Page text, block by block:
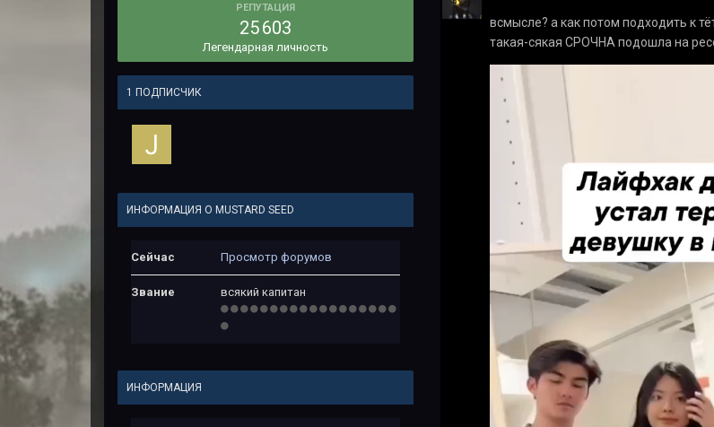
РЕПУТАЦИЯ
25 603
Легендарная личность
1 ПОДПИСЧИК
ИНФОРМАЦИЯ О MUSTARD SEED
Сейчас Просмотр форумов
Звание всякий капитан
ИНФОРМАЦИЯ
всмысле? а как потом подходить к
такая-сякая СРОЧНА подошла на